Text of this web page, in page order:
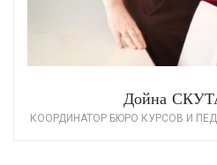
Дойна
КООРДИНАТОР БЮРО КУРСОВ И